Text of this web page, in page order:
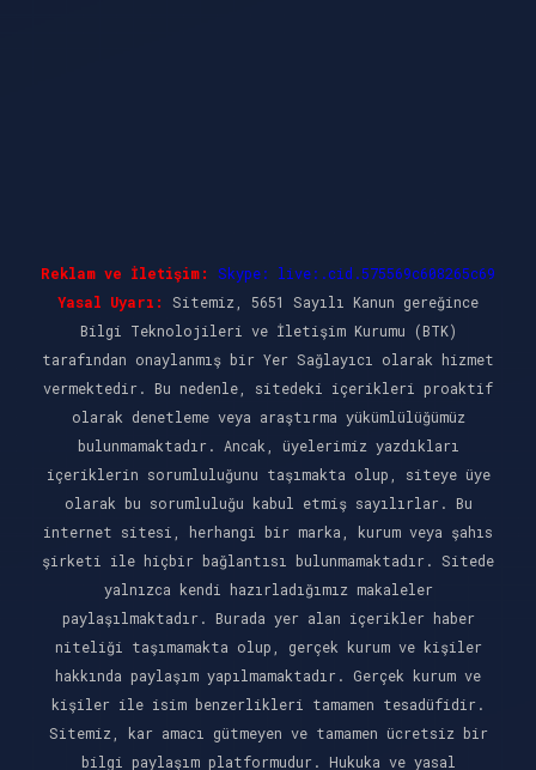
Reklam ve İletişim:
Skype: live:.cid.575569c608265c69
Yasal Uyarı:
Sitemiz, 5651 Sayılı Kanun gereğince
Bilgi Teknolojileri ve İletişim Kurumu (BTK)
tarafından onaylanmış bir Yer Sağlayıcı olarak hizmet
vermektedir. Bu nedenle, sitedeki içerikleri proaktif
olarak denetleme veya araştırma yükümlülüğümüz
bulunmamaktadır. Ancak, üyelerimiz yazdıkları
içeriklerin sorumluluğunu taşımakta olup, siteye üye
olarak bu sorumluluğu kabul etmiş sayılırlar. Bu
internet sitesi, herhangi bir marka, kurum veya şahıs
şirketi ile hiçbir bağlantısı bulunmamaktadır. Sitede
yalnızca kendi hazırladığımız makaleler
paylaşılmaktadır. Burada yer alan içerikler haber
niteliği taşımamakta olup, gerçek kurum ve kişiler
hakkında paylaşım yapılmamaktadır. Gerçek kurum ve
kişiler ile isim benzerlikleri tamamen tesadüfidir.
Sitemiz, kar amacı gütmeyen ve tamamen ücretsiz bir
bilgi paylaşım platformudur. Hukuka ve yasal